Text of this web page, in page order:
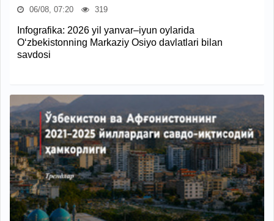
06/08, 07:20 319
Infografika: 2026 yil yanvar–iyun oylarida
O‘zbekistonning Markaziy Osiyo davlatlari bilan
savdosi